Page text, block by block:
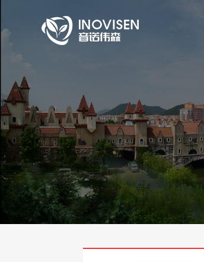
关于我们
产品与服务
应用案例
售后服务
公司动态